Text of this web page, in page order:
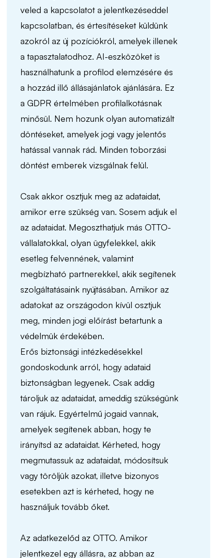
veled a kapcsolatot a jelentkezéseddel
kapcsolatban, és értesítéseket küldünk
azokról az új pozíciókról, amelyek illenek
a tapasztalatodhoz. AI-eszközöket is
használhatunk a profilod elemzésére és
a hozzád illő állásajánlatok ajánlására. Ez
a GDPR értelmében profilalkotásnak
minősül. Nem hozunk olyan automatizált
döntéseket, amelyek jogi vagy jelentős
hatással vannak rád. Minden toborzási
döntést emberek vizsgálnak felül.
Csak akkor osztjuk meg az adataidat,
amikor erre szükség van. Sosem adjuk el
az adataidat. Megoszthatjuk más OTTO-
vállalatokkal, olyan ügyfelekkel, akik
esetleg felvennének, valamint
megbízható partnerekkel, akik segítenek
szolgáltatásaink nyújtásában. Amikor az
adatokat az országodon kívül osztjuk
meg, minden jogi előírást betartunk a
védelmük érdekében.
Erős biztonsági intézkedésekkel
gondoskodunk arról, hogy adataid
biztonságban legyenek. Csak addig
tároljuk az adataidat, ameddig szükségünk
van rájuk. Egyértelmű jogaid vannak,
amelyek segítenek abban, hogy te
irányítsd az adataidat. Kérheted, hogy
megmutassuk az adataidat, módosítsuk
vagy töröljük azokat, illetve bizonyos
esetekben azt is kérheted, hogy ne
használjuk tovább őket.
Az adatkezelőd az OTTO. Amikor
jelentkezel egy állásra, az abban az